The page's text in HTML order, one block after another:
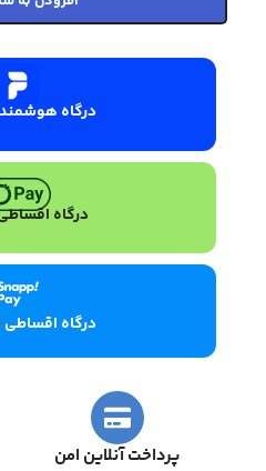
درگاه
درگاه
درگاه
پرداخت آنلاین امن